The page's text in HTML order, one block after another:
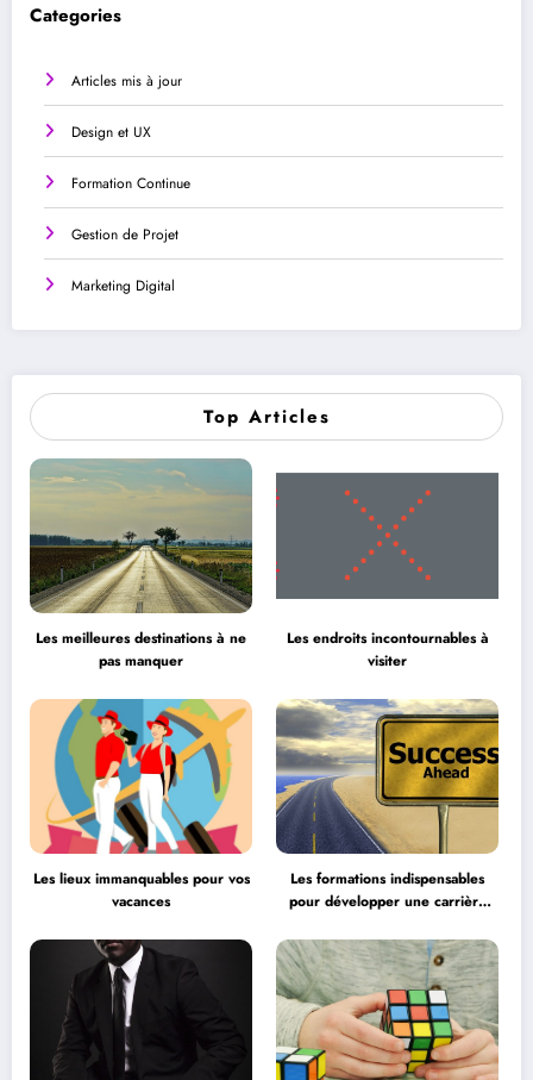
Categories
Articles mis à jour
Design et UX
Formation Continue
Gestion de Projet
Marketing Digital
Top Articles
Les meilleures destinations à ne
pas manquer
Les endroits incontournables à
visiter
Les lieux immanquables pour vos
vacances
Les formations indispensables
pour développer une carrière